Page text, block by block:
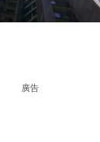
廣告